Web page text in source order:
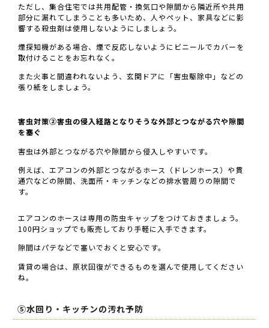
ただし、集合住宅では共用配管・換気口や隙間から隣近所や共用
部分に漏れてしまうことも多いため、人やペット、家具などに影
響する殺虫剤は使用しないようにしましょう。
煙探知機がある場合、煙で反応しないようにビニールでカバーを
取付けることをお忘れなく。
また火事と間違われないよう、玄関ドアに「害虫駆除中」などの
張り紙をしましょう。
害虫対策②害虫の侵入経路となりそうな外部とつながる穴や隙間
を塞ぐ
害虫は外部とつながる穴や隙間から侵入しやすいです。
例えば、エアコンの外部とつながるホース（ドレンホース）や貫
通穴などの隙間、洗面所・キッチンなどの排水管周りの隙間で
す。
エアコンのホースは専用の防虫キャップをつけておきましょう。
100円ショップでも販売しており手軽に入手できます。
隙間はパテなどで塞いでおくと安心です。
賃貸の場合は、原状回復ができるものを選んで使用してください
ね。
⑤水回り・キッチンの汚れ予防